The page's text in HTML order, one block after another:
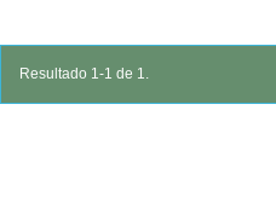
Resultado 1-1 de 1.